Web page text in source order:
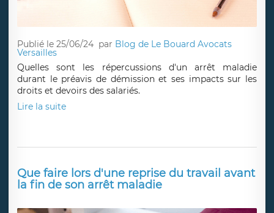
Publié le 25/06/24 par Blog de Le Bouard Avocats
Versailles
Quelles sont les répercussions d'un arrêt maladie
durant le préavis de démission et ses impacts sur les
droits et devoirs des salariés.
Lire la suite
Que faire lors d'une reprise du travail avant
la fin de son arrêt maladie